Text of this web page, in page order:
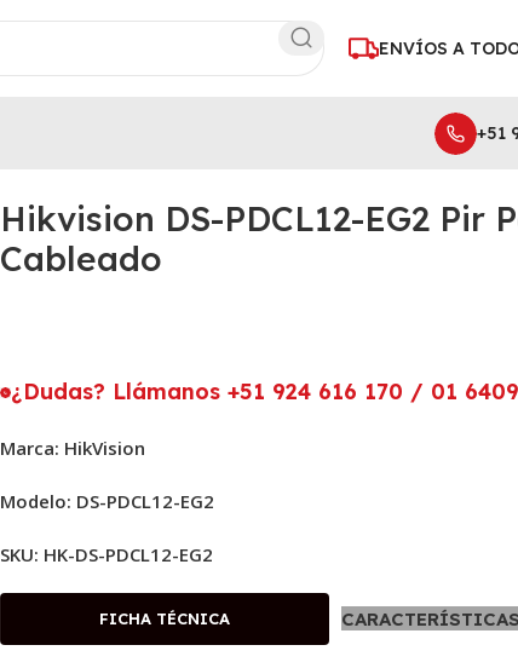
ENVÍOS A
+51
Hikvision DS-PDCL12-EG2 Pir Para Techo Cableado
Hikvision DS-PDCL12-EG2 Pir
Cableado
¿Dudas? Llámanos +51 924 616 170 / 01
Marca: HikVision
Modelo: DS-PDCL12-EG2
SKU: HK-DS-PDCL12-EG2
FICHA TÉCNICA CARACTERÍSTICAS